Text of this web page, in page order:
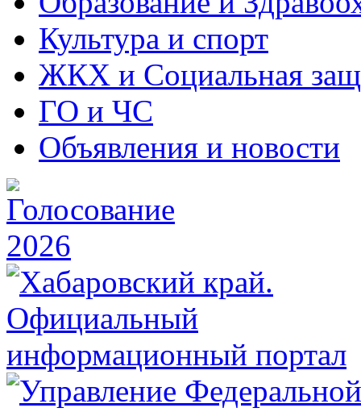
Культура и спорт
ЖКХ и Социальная
ГО и ЧС
Объявления и новости